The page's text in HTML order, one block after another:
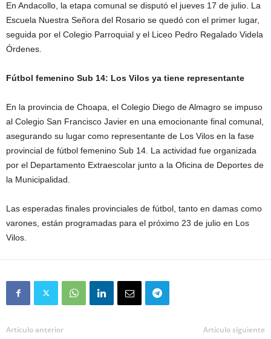
En Andacollo, la etapa comunal se disputó el jueves 17 de julio. La
Escuela Nuestra Señora del Rosario se quedó con el primer lugar,
seguida por el Colegio Parroquial y el Liceo Pedro Regalado Videla
Órdenes.
Fútbol femenino Sub 14: Los Vilos ya tiene representante
En la provincia de Choapa, el Colegio Diego de Almagro se impuso
al Colegio San Francisco Javier en una emocionante final comunal,
asegurando su lugar como representante de Los Vilos en la fase
provincial de fútbol femenino Sub 14. La actividad fue organizada
por el Departamento Extraescolar junto a la Oficina de Deportes de
la Municipalidad.
Las esperadas finales provinciales de fútbol, tanto en damas como
varones, están programadas para el próximo 23 de julio en Los
Vilos.
Artículo anterior Artículo siguiente